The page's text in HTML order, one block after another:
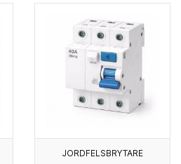
JORDFELSBRYTARE